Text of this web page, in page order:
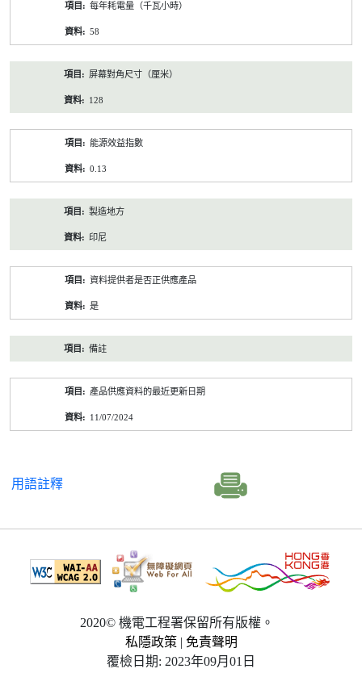
每年耗電量（千瓦小時）
58
屏幕對角尺寸（厘米）
128
能源效益指數
0.13
製造地方
印尼
資料提供者是否正供應產品
是
備註
產品供應資料的最近更新日期
11/07/2024
用語註釋
2020© 機電工程署保留所有版權。
私隱政策 | 免責聲明
覆檢日期: 2023年09月01日